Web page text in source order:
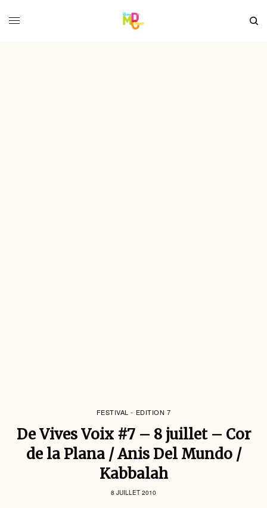
FESTIVAL - EDITION 7
De Vives Voix #7 – 8 juillet – Cor
de la Plana / Anis Del Mundo /
Kabbalah
8 JUILLET 2010